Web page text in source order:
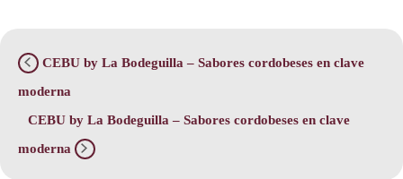
CEBU by La Bodeguilla – Sabores cordobeses en clave
moderna
CEBU by La Bodeguilla – Sabores cordobeses en clave
moderna